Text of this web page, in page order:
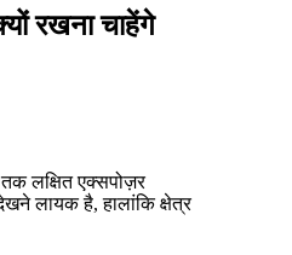
रखना चाहेंगे
लक्षित एक्सपोज़र
लायक है, हालांकि क्षेत्र